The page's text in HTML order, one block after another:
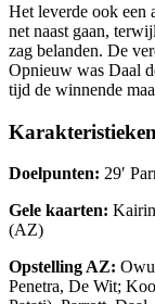
Het leverde ook een
net naast gaan,
zag belanden. De
Opnieuw was Daal
tijd de winnende
Karakteristieken
Doelpunten: 29′
Gele kaarten:
(AZ)
Opstelling AZ:
Penetra, De Wit;